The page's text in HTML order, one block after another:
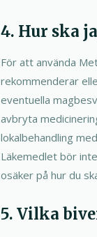
4. Hur ska
För att använda
rekommenderar
eventuella
avbryta
lokalbehandling
Läkemedlet bör
osäker på hur du
5. Vilka